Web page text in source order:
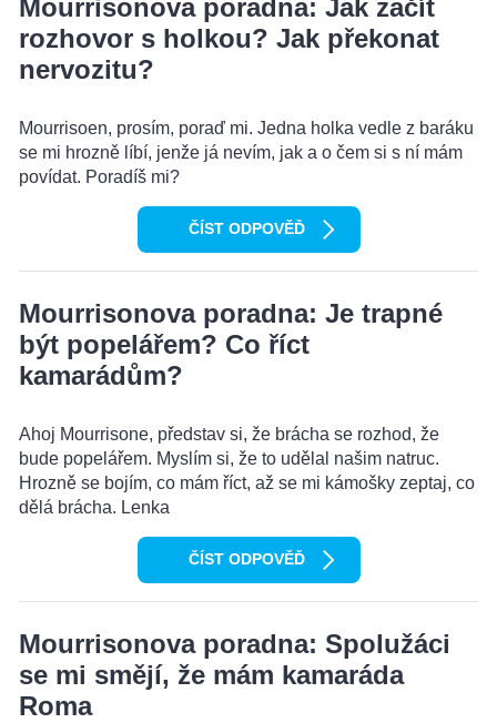
Mourrisonova poradna: Jak začít
rozhovor s holkou? Jak překonat
nervozitu?
Mourrisoen, prosím, poraď mi. Jedna holka vedle z baráku
se mi hrozně líbí, jenže já nevím, jak a o čem si s ní mám
povídat. Poradíš mi?
ČÍST ODPOVĚĎ
Mourrisonova poradna: Je trapné
být popelářem? Co říct
kamarádům?
Ahoj Mourrisone, představ si, že brácha se rozhod, že
bude popelářem. Myslím si, že to udělal našim natruc.
Hrozně se bojím, co mám říct, až se mi kámošky zeptaj, co
dělá brácha. Lenka
ČÍST ODPOVĚĎ
Mourrisonova poradna: Spolužáci
se mi smějí, že mám kamaráda
Roma